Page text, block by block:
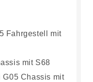
Fahrgestell mit
mit S68
G05 Chassis mit